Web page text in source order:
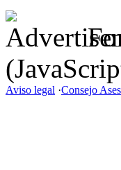
Aviso legal ·Consejo